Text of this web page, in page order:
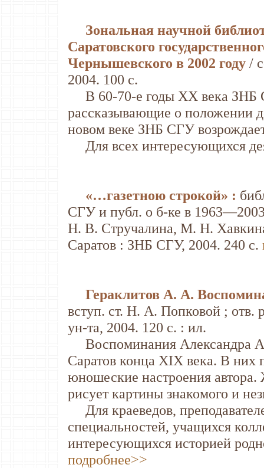
Зональная научной
Саратовского
Чернышевского в 2002 году /
2004. 100 с.
В 60-70-е годы XX века ЗНБ
рассказывающие о положении
новом веке ЗНБ СГУ
Для всех интересующихся
«…газетною строкой» :
СГУ и публ. о б-ке в
Н. В. Стручалина, М. Н.
Саратов : ЗНБ СГУ, 2004. 240 с.
Гераклитов А. А.
вступ. ст. Н. А. Попковой ; отв.
ун-та, 2004. 120 с. : ил.
Воспоминания Александра
Саратов конца XIX века. В них
юношеские настроения
рисует картины знакомого и
Для краеведов,
специальностей, учащихся
интересующихся историей
подробнее>>